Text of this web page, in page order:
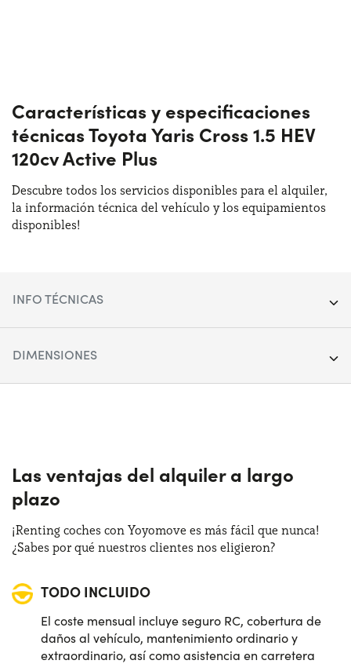
Características y especificaciones
técnicas Toyota Yaris Cross 1.5 HEV
120cv Active Plus
Descubre todos los servicios disponibles para el alquiler,
la información técnica del vehículo y los equipamientos
disponibles!
INFO TÉCNICAS
Tracción:Anterior
Plazas de estacionamiento:
Potencia:
DIMENSIONES
159 cm
Maletero:
Las ventajas del alquiler a largo
plazo
¡Renting coches con Yoyomove es más fácil que nunca!
¿Sabes por qué nuestros clientes nos eligieron?
TODO INCLUIDO
El coste mensual incluye seguro RC, cobertura de
daños al vehículo, mantenimiento ordinario y
extraordinario, así como asistencia en carretera